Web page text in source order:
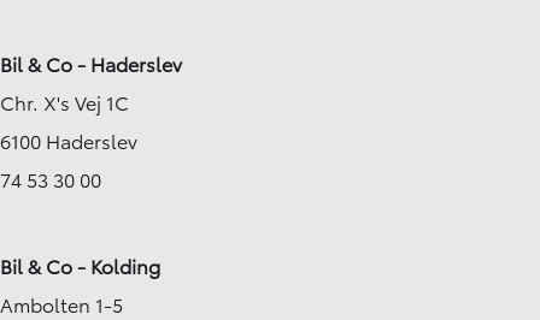
Bil & Co - Haderslev
Chr. X's Vej 1C
6100 Haderslev
74 53 30 00
Bil & Co - Kolding
Ambolten 1-5